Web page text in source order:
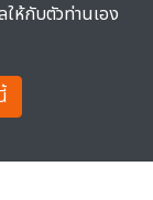
ห้กับตัวท่านเอง